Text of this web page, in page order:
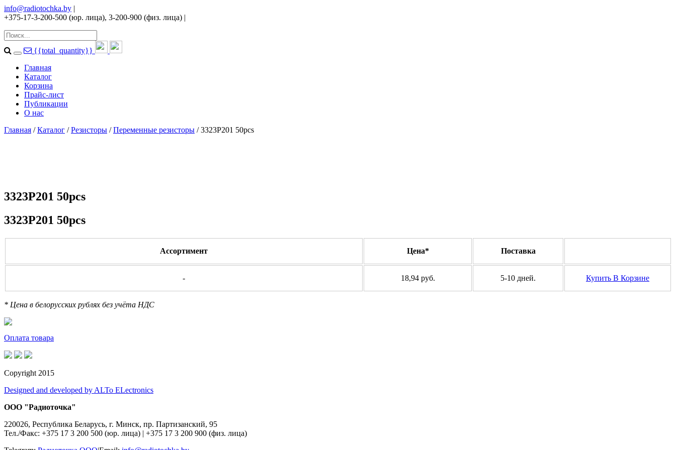
info@radiotochka.by |
+375-17-3-200-500 (юр. лица), 3-200-900 (физ. лица) |
{{total_quantity}}
Главная
Каталог
Корзина
Прайс-лист
Публикации
О нас
Главная /Каталог /Резисторы /Переменные резисторы / 3323P201 50pcs
3323P201 50pcs
3323P201 50pcs
Ассортимент Цена* Поставка
- 18,94 руб. 5-10 дней. Купить В Корзине
* Цена в белорусских рублях без учёта НДС
Оплата товара
Copyright 2015
Designed and developed by ALTo ELectronics
ООО "Радиоточка"
220026, Республика Беларусь, г. Минск, пр. Партизанский, 95
Тел./Факс: +375 17 3 200 500 (юр. лица) | +375 17 3 200 900 (физ. лица)